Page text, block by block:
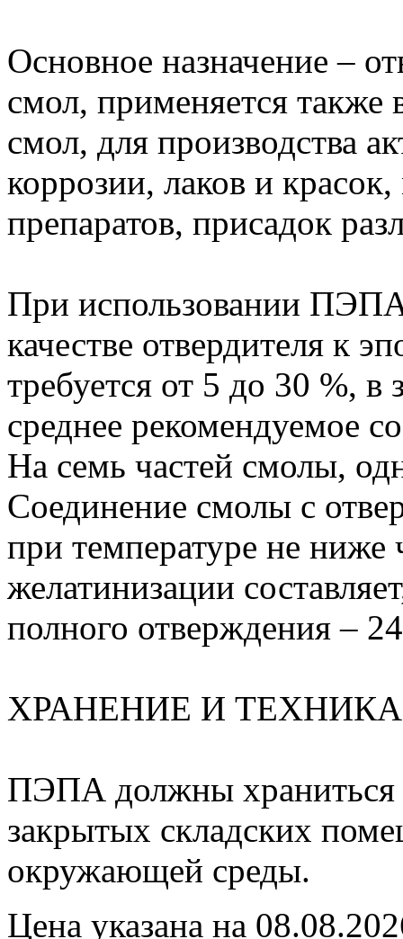
Основное назначение –
смол, применяется
смол, для производства
коррозии, лаков и
препаратов, присадок
При использовании
качестве отвердителя к
требуется от 5 до 30 %, в
среднее рекомендуемое
На семь частей смолы,
Соединение смолы с
при температуре не
желатинизации
полного отверждения –
ХРАНЕНИЕ И
ПЭПА должны храниться
закрытых складских
окружающей среды.
Цена указана на